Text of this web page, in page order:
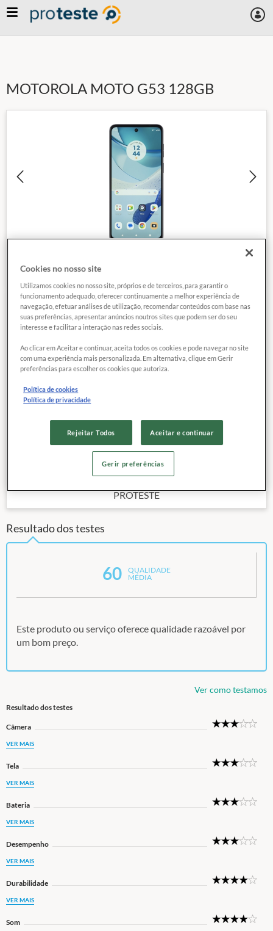
Skip
to
MOTOROLA MOTO G53 128GB
60 QUALIDADE
MÉDIA
COMPARAR
Data da publicação:05 / 2023
Tamanho da tela:
Memória interna declarada:
Sim
Outras características
R$1.529,10
PROTESTE
Resultado dos testes
60
QUALIDADE
MÉDIA
Este produto ou serviço oferece qualidade razoável por
um bom preço.
Ver como testamos
Resultado dos testes
Câmera
VER MAIS
Tela
VER MAIS
Bateria
VER MAIS
Desempenho
VER MAIS
Durabilidade
VER MAIS
Som
Cookies no nosso site
Utilizamos cookies no nosso site, próprios e de terceiros, para garantir o
funcionamento adequado, oferecer continuamente a melhor experiência de
navegação, efetuar análises de utilização, recomendar conteúdos com base nas
suas preferências, apresentar anúncios noutros sites que podem ser do seu
interesse e facilitar a interação nas redes sociais.
Ao clicar em Aceitar e continuar, aceita todos os cookies e pode navegar no site
com uma experiência mais personalizada. Em alternativa, clique em Gerir
preferências para escolher os cookies que autoriza.
Política de cookies
Política de privacidade
Rejeitar Todos Aceitar e continuar
Gerir preferências